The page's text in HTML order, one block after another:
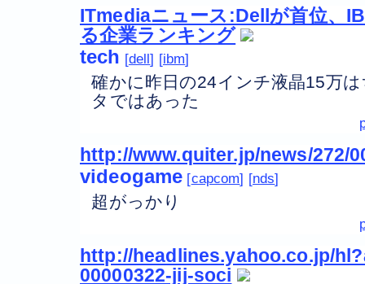
ITmediaニュース:Dellが首位、
る企業ランキング
tech dell ibm
確かに昨日の24インチ液晶15万
タではあった
http://www.quiter.jp/news/272/
videogame capcom nds
超がっかり
http://headlines.yahoo.co.jp/
00000322-jij-soci